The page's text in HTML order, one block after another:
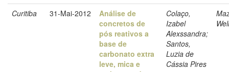
Curitiba 31-Mai-2012
Análise de
concretos de
pós reativos a
base de
carbonato extra
leve, mica e
Colaço,
Izabel
Alexssandra;
Santos,
Luzia de
Cássia Pires